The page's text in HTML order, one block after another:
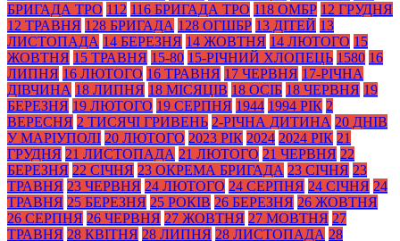
БРИГАДА ТРО 112 116 БРИГАДА ТРО 118 ОМБР 12 ГРУДНЯ
12 ТРАВНЯ 128 БРИГАДА 128 ОГШБР 13 ДІТЕЙ 13
ЛИСТОПАДА 14 БЕРЕЗНЯ 14 ЖОВТНЯ 14 ЛЮТОГО 15
ЖОВТНЯ 15 ТРАВНЯ 15-80 15-РІЧНИЙ ХЛОПЕЦЬ 1580 16
ЛИПНЯ 16 ЛЮТОГО 16 ТРАВНЯ 17 ЧЕРВНЯ 17-РІЧНА
ДІВЧИНА 18 ЛИПНЯ 18 МІСЯЦІВ 18 ОСІБ 18 ЧЕРВНЯ 19
БЕРЕЗНЯ 19 ЛЮТОГО 19 СЕРПНЯ 1944 1994 РІК 2
ВЕРЕСНЯ 2 ТИСЯЧІ ГРИВЕНЬ 2-РІЧНА ДИТИНА 20 ДНІВ
У МАРІУПОЛІ 20 ЛЮТОГО 2023 РІК 2024 2024 РІК 21
ГРУДНЯ 21 ЛИСТОПАДА 21 ЛЮТОГО 21 ЧЕРВНЯ 22
БЕРЕЗНЯ 22 СІЧНЯ 23 ОКРЕМА БРИГАДА 23 СІЧНЯ 23
ТРАВНЯ 23 ЧЕРВНЯ 24 ЛЮТОГО 24 СЕРПНЯ 24 СІЧНЯ 24
ТРАВНЯ 25 БЕРЕЗНЯ 25 РОКІВ 26 БЕРЕЗНЯ 26 ЖОВТНЯ
26 СЕРПНЯ 26 ЧЕРВНЯ 27 ЖОВТНЯ 27 МОВТНЯ 27
ТРАВНЯ 28 КВІТНЯ 28 ЛИПНЯ 28 ЛИСТОПАДА 28